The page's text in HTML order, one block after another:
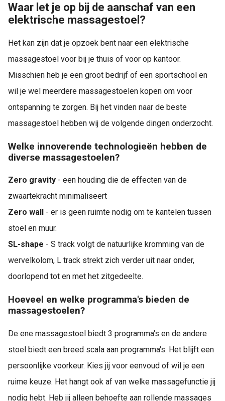
Waar let je op bij de aanschaf van een
elektrische massagestoel?
Het kan zijn dat je opzoek bent naar een elektrische
massagestoel voor bij je thuis of voor op kantoor.
Misschien heb je een groot bedrijf of een sportschool en
wil je wel meerdere massagestoelen kopen om voor
ontspanning te zorgen. Bij het vinden naar de beste
massagestoel hebben wij de volgende dingen onderzocht.
Welke innoverende technologieën hebben de
diverse massagestoelen?
Zero gravity - een houding die de effecten van de
zwaartekracht minimaliseert
Zero wall
- er is geen ruimte nodig om te kantelen tussen
stoel en muur.
SL-shape - S track volgt de natuurlijke kromming van de
wervelkolom, L track strekt zich verder uit naar onder,
doorlopend tot en met het zitgedeelte.
Hoeveel en welke programma's bieden de
massagestoelen?
De ene massagestoel biedt 3 programma's en de andere
stoel biedt een breed scala aan programma's. Het blijft een
persoonlijke voorkeur. Kies jij voor eenvoud of wil je een
ruime keuze. Het hangt ook af van welke massagefunctie jij
nodig hebt. Heb jij alleen behoefte aan rollende massages